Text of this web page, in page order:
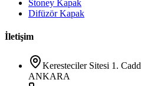
Stoney Kapak
Difüzör Kapak
İletişim
Keresteciler Sitesi 1.
ANKARA